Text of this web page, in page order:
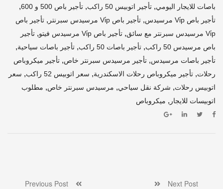
باصات للايجار اليومي, تأجير اتوبيس 50 راكب , تأجير باص 500 و 600 ,
تأجير باص Vi̇p مرسيدس , تأجير باص Vi̇p مرسيدس سبرنتر , تأجير باص
Vi̇p مرسيدس سبرنتر مع سائق
, تأجير باص Vi̇p مرسيدس فيتو , تأجير
باص مرسيدس 50 راكب
, تأجير باصات 50 راكب , تأجير باصات سياحية,
تأجير باصات مرسيدس, تأجير مرسيدس سبرنتر خاص, تأجير ميكروباص
رحلات, تأجير ميكروباص رحلات الاسكندرية, سعر اتوبيس 52 راكب , سعر
اتوبيس رحلات, شركة نقل سياحي, مرسيدس سبرنتر خاص, مطلوب
اتوبيسات للايجار , ميكروباص
Next Post